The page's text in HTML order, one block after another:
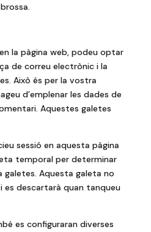
la pàgina web, podeu optar
de correu electrònic i la
Això és per la vostra
d’emplenar les dades de
Aquestes galetes
sessió en aquesta pàgina
temporal per determinar
galetes. Aquesta galeta no
es descartarà quan tanqueu
es configuraran diverses